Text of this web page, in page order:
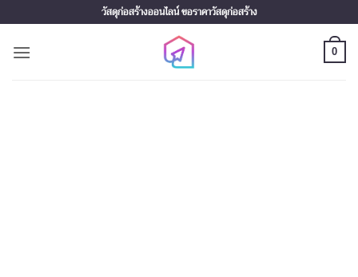
to
content
วัสดุก่อสร้างออนไลน์ ขอราคาวัสดุก่อสร้าง
0